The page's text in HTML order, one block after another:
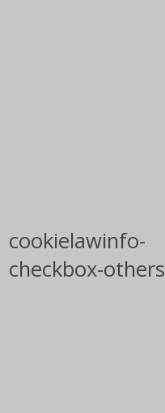
cookielawinfo-
checkbox-others